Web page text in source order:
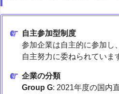
自主参加型制度
参加企業は自主的に参加し
自主努力に委ねられていま
企業の分類
Group G: 2021年度の国内